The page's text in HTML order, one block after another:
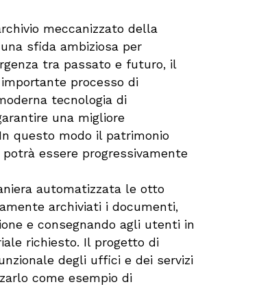
meccanizzato della
sfida ambiziosa per
tra passato e futuro, il
processo di
tecnologia di
una migliore
questo modo il patrimonio
essere progressivamente
automatizzata le otto
archiviati i documenti,
e consegnando agli utenti in
richiesto. Il progetto di
degli uffici e dei servizi
come esempio di